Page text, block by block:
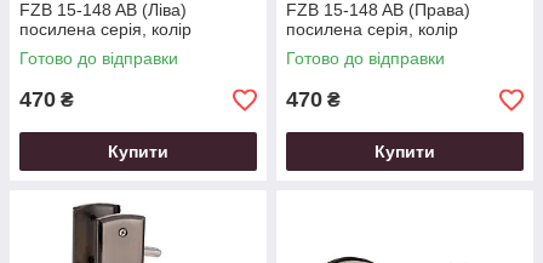
FZB 15-148 AB (Ліва)
посилена серія, колір
антична бронза
Готово до відправки
470 ₴
Купити
FZB 15-148 AB (Права)
посилена серія, колір
антична бронза
Готово до відправки
470 ₴
Купити